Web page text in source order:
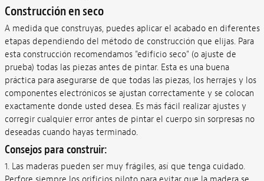
Construcción en seco
A medida que construyas, puedes aplicar el acabado en diferentes
etapas dependiendo del método de construcción que elijas. Para
esta construcción recomendamos "edificio seco" (o ajuste de
prueba) todas las piezas antes de pintar. Esta es una buena
práctica para asegurarse de que todas las piezas, los herrajes y los
componentes electrónicos se ajustan correctamente y se colocan
exactamente donde usted desea. Es más fácil realizar ajustes y
corregir cualquier error antes de pintar el cuerpo sin sorpresas no
deseadas cuando hayas terminado.
Consejos para construir:
1. Las maderas pueden ser muy frágiles, así que tenga cuidado.